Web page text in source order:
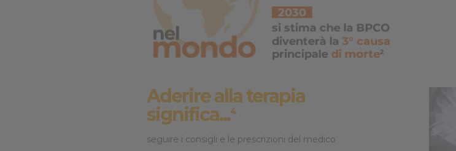
Aderire alla terapia
significa...4
seguire i consigli e le prescrizioni del medico